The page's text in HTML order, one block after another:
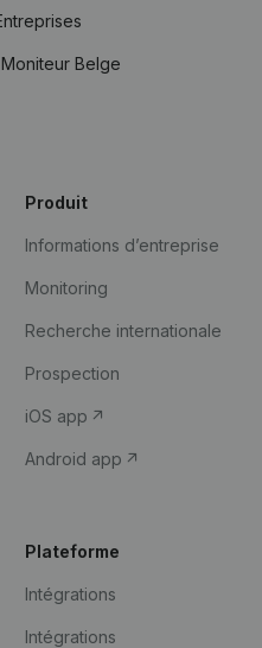
Belge
Produit
Informations d’entreprise
Monitoring
Recherche internationale
Prospection
iOS app
Android app
Plateforme
Intégrations
Intégrations